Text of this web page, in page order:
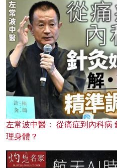
左常波中醫： 從痛症到內科病
理身體？